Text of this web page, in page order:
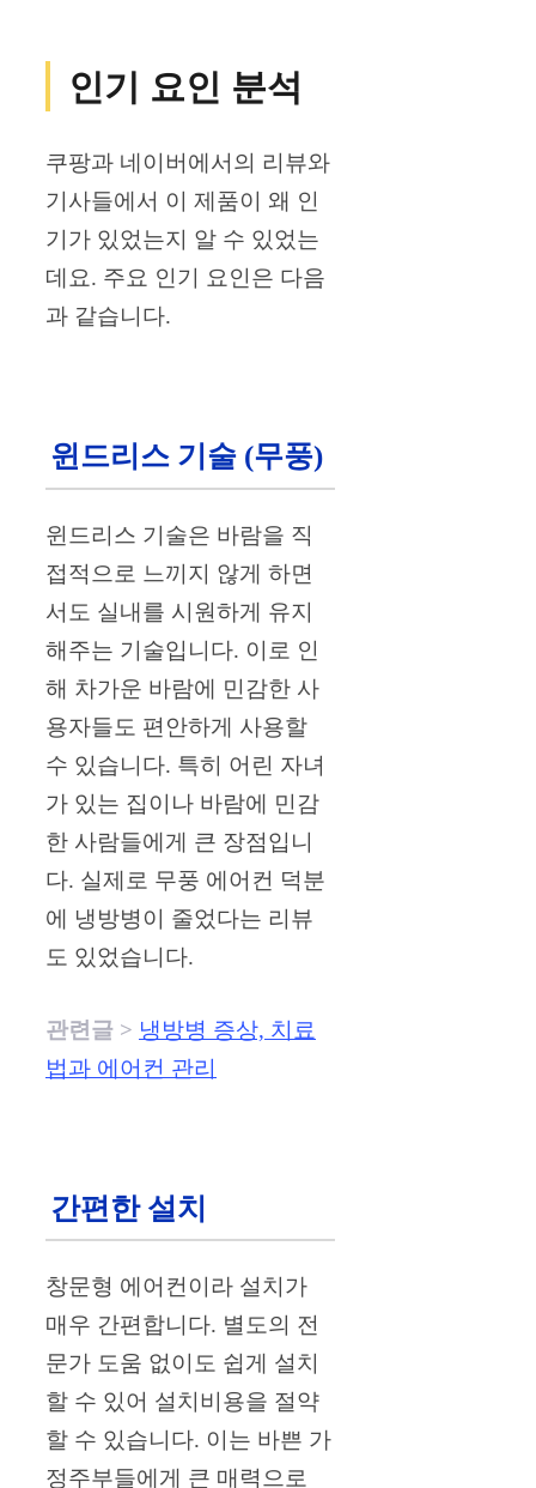
인기 요인 분석
쿠팡과 네이버에서의 리뷰와
기사들에서 이 제품이 왜 인
기가 있었는지 알 수 있었는
데요. 주요 인기 요인은 다음
과 같습니다.
윈드리스 기술 (무풍)
윈드리스 기술은 바람을 직
접적으로 느끼지 않게 하면
서도 실내를 시원하게 유지
해주는 기술입니다. 이로 인
해 차가운 바람에 민감한 사
용자들도 편안하게 사용할
수 있습니다. 특히 어린 자녀
가 있는 집이나 바람에 민감
한 사람들에게 큰 장점입니
다. 실제로 무풍 에어컨 덕분
에 냉방병이 줄었다는 리뷰
도 있었습니다.
관련글 > 냉방병 증상, 치료
법과 에어컨 관리
간편한 설치
창문형 에어컨이라 설치가
매우 간편합니다. 별도의 전
문가 도움 없이도 쉽게 설치
할 수 있어 설치비용을 절약
할 수 있습니다. 이는 바쁜 가
정주부들에게 큰 매력으로